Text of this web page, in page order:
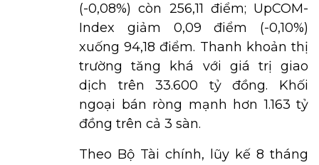
(-0,08%) còn 256,11 điểm; UpCOM-
Index giảm 0,09 điểm (-0,10%)
xuống 94,18 điểm. Thanh khoản thị
trường tăng khá với giá trị giao
dịch trên 33.600 tỷ đồng. Khối
ngoại bán ròng mạnh hơn 1.163 tỷ
đồng trên cả 3 sàn.
Theo Bộ Tài chính, lũy kế 8 tháng